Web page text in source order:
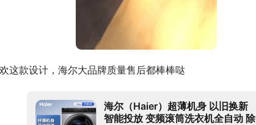
这款设计，海尔大品牌质量售后都棒棒哒
海尔（Haier）超薄机身 以旧换新
智能投放 变频滚筒洗衣机全自动 除